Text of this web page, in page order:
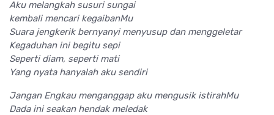
Aku melangkah susuri sungai
kembali mencari kegaibanMu
Suara jengkerik bernyanyi menyusup dan menggeletar
Kegaduhan ini begitu sepi
Seperti diam, seperti mati
Yang nyata hanyalah aku sendiri
Jangan Engkau menganggap aku mengusik istirahMu
Dada ini seakan hendak meledak